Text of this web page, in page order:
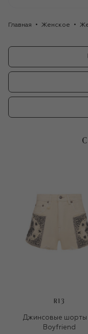
Главная Женское
R13
Джинсовые шорты
Boyfriend